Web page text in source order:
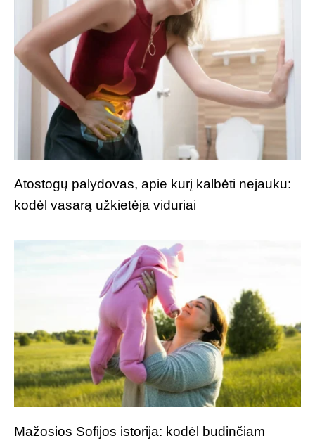
Atostogų palydovas, apie kurį kalbėti nejauku:
kodėl vasarą užkietėja viduriai
Mažosios Sofijos istorija: kodėl budinčiam